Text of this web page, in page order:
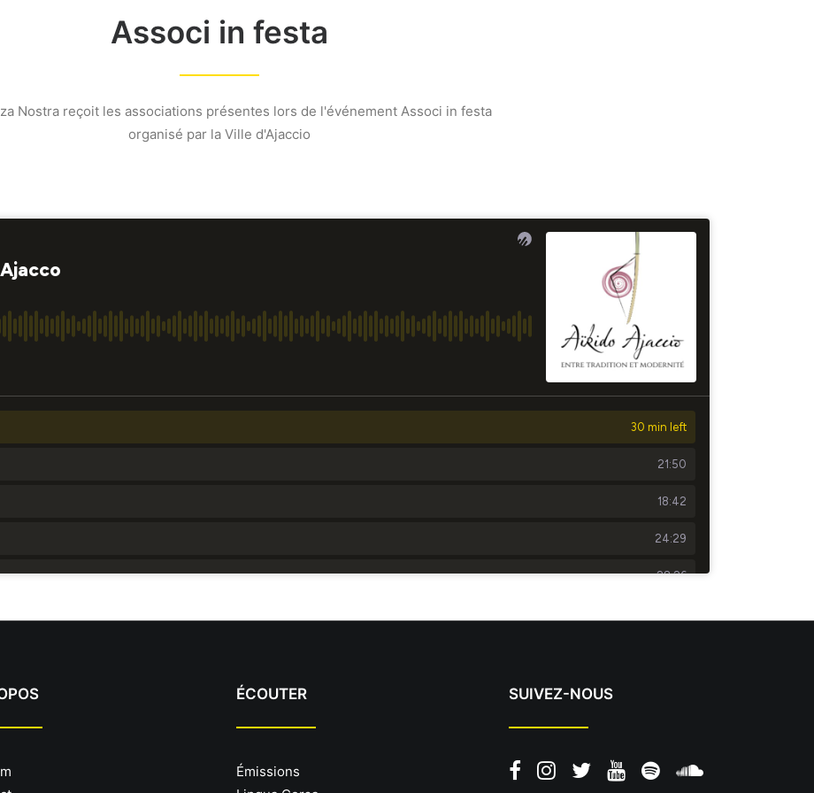
Associ in festa
Nostra reçoit les associations présentes lors de l'événement Associ in festa
organisé par la Ville d'Ajaccio
ÉCOUTER
Émissions
SUIVEZ-NOUS